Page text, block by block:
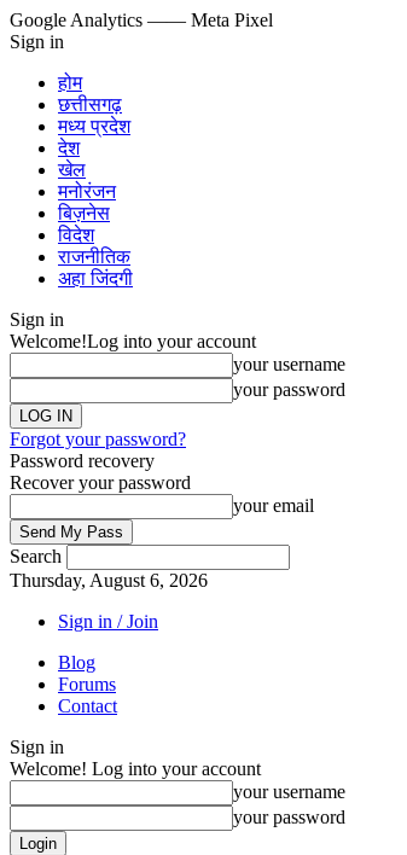
Google Analytics —— Meta Pixel
Sign in
होम
छत्तीसगढ़
मध्य प्रदेश
देश
खेल
मनोरंजन
बिज़नेस
विदेश
राजनीतिक
अहा जिंदगी
Sign in
Welcome!Log into your account
your username
your password
Forgot your password?
Password recovery
Recover your password
your email
Search
Thursday, August 6, 2026
Sign in / Join
Blog
Forums
Contact
Sign in
Welcome! Log into your account
your username
your password